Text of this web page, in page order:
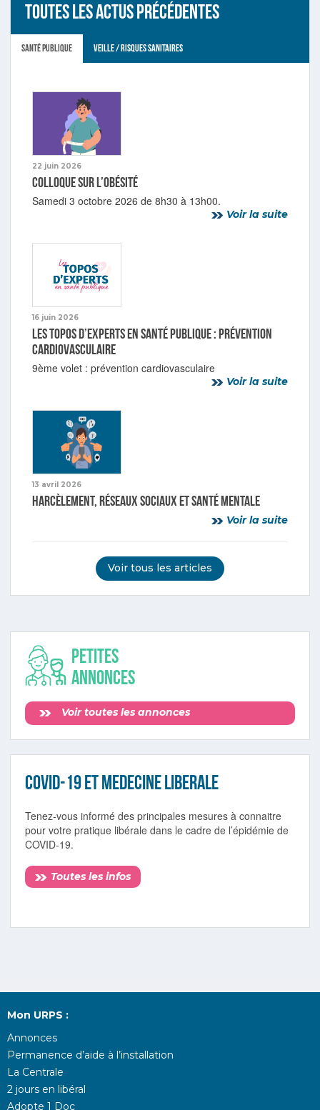
Toutes les actus précédentes
Santé publique Veille / Risques sanitaires
22 juin 2026
Colloque sur l’obésité
Samedi 3 octobre 2026 de 8h30 à 13h00.
Voir la suite
16 juin 2026
Les topos d’experts en Santé publique : prévention
cardiovasculaire
9ème volet : prévention cardiovasculaire
Voir la suite
13 avril 2026
Harcèlement, réseaux sociaux et santé mentale
Voir la suite
Voir tous les articles
Petites
annonces
Voir toutes les annonces
COVID-19 ET MEDECINE LIBERALE
Tenez-vous informé des principales mesures à connaitre
pour votre pratique libérale dans le cadre de l’épidémie de
COVID-19.
Toutes les infos
Mon URPS :
Annonces
Permanence d’aide à l’installation
La Centrale
2 jours en libéral
Adopte 1 Doc